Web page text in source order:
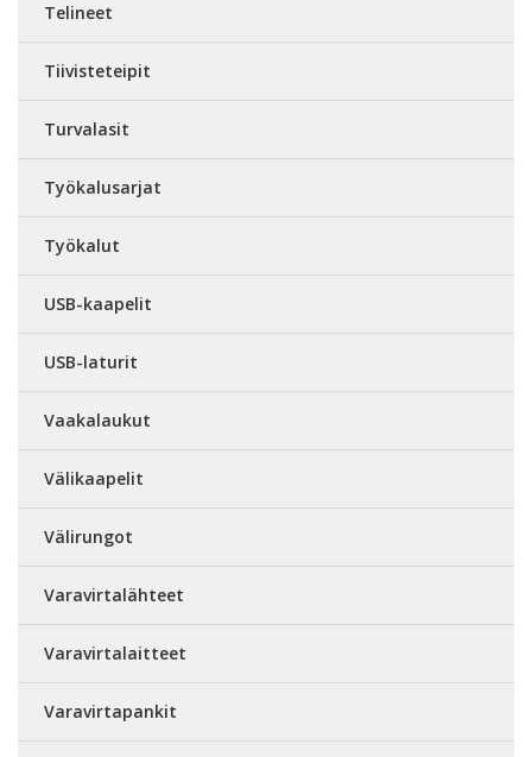
Telineet
Tiivisteteipit
Turvalasit
Työkalusarjat
Työkalut
USB-kaapelit
USB-laturit
Vaakalaukut
Välikaapelit
Välirungot
Varavirtalähteet
Varavirtalaitteet
Varavirtapankit